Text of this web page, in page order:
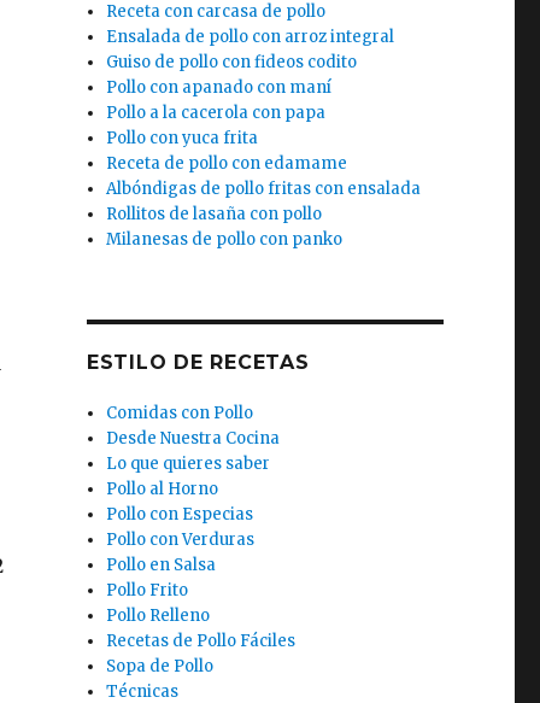
Receta con carcasa de pollo
Ensalada de pollo con arroz integral
Guiso de pollo con fideos codito
Pollo con apanado con maní
Pollo a la cacerola con papa
Pollo con yuca frita
Receta de pollo con edamame
Albóndigas de pollo fritas con ensalada
Rollitos de lasaña con pollo
Milanesas de pollo con panko
ESTILO DE RECETAS
Comidas con Pollo
Desde Nuestra Cocina
Lo que quieres saber
Pollo al Horno
Pollo con Especias
Pollo con Verduras
Pollo en Salsa
Pollo Frito
Pollo Relleno
Recetas de Pollo Fáciles
Sopa de Pollo
Técnicas